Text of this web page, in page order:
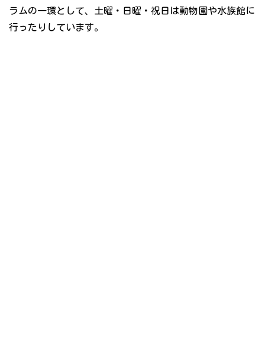
ラムの一環として、土曜・日曜・祝日は動物園や水族館に
行ったりしています。